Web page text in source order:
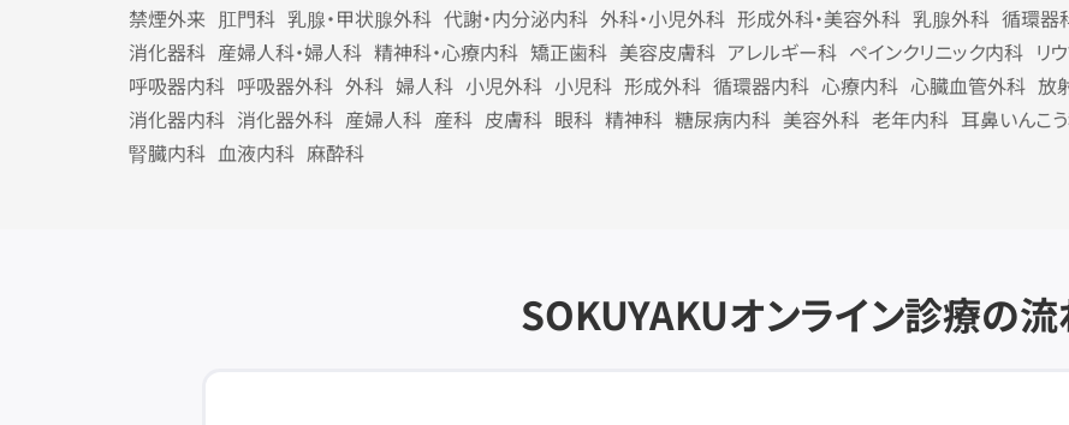
禁煙外来 肛門科 乳腺・甲状腺外科 代謝・内分泌内科 外科・小児外科 形成外科・美容外科 乳腺外科 循環器
消化器科 産婦人科・婦人科 精神科・心療内科 矯正歯科 美容皮膚科 アレルギー科 ペインクリニック内科 リ
呼吸器内科 呼吸器外科 外科 婦人科 小児外科 小児科 形成外科 循環器内科 心療内科 心臓血管外科 放
消化器内科 消化器外科 産婦人科 産科 皮膚科 眼科 精神科 糖尿病内科 美容外科 老年内科 耳鼻いんこ
腎臓内科 血液内科 麻酔科
SOKUYAKUオンライン診療の